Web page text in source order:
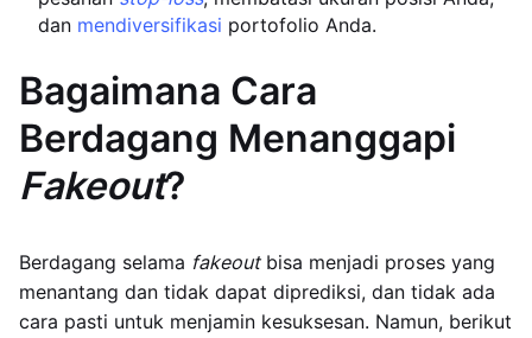
dan mendiversifikasi portofolio Anda.
Bagaimana Cara
Berdagang Menanggapi
Fakeout?
Berdagang selama fakeoutbisa menjadi proses yang
menantang dan tidak dapat diprediksi, dan tidak ada
cara pasti untuk menjamin kesuksesan. Namun, berikut